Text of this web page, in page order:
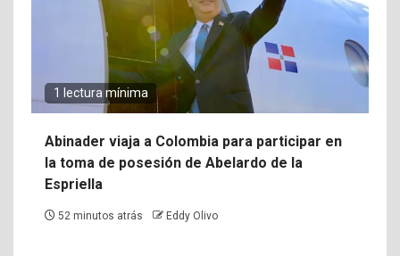
1 lectura mínima
Abinader viaja a Colombia para participar en
la toma de posesión de Abelardo de la
Espriella
52 minutos atrás Eddy Olivo